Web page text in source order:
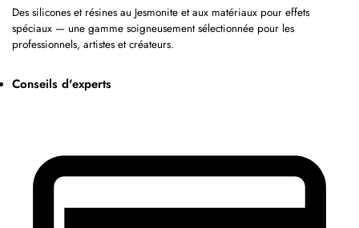
Des silicones et résines au Jesmonite et aux matériaux pour effets
spéciaux — une gamme soigneusement sélectionnée pour les
professionnels, artistes et créateurs.
Conseils d'experts